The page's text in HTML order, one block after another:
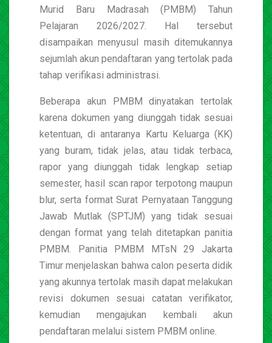
Murid Baru Madrasah (PMBM) Tahun
Pelajaran 2026/2027. Hal tersebut
disampaikan menyusul masih ditemukannya
sejumlah akun pendaftaran yang tertolak pada
tahap verifikasi administrasi.
Beberapa akun PMBM dinyatakan tertolak
karena dokumen yang diunggah tidak sesuai
ketentuan, di antaranya Kartu Keluarga (KK)
yang buram, tidak jelas, atau tidak terbaca,
rapor yang diunggah tidak lengkap setiap
semester, hasil scan rapor terpotong maupun
blur, serta format Surat Pernyataan Tanggung
Jawab Mutlak (SPTJM) yang tidak sesuai
dengan format yang telah ditetapkan panitia
PMBM. Panitia PMBM MTsN 29 Jakarta
Timur menjelaskan bahwa calon peserta didik
yang akunnya tertolak masih dapat melakukan
revisi dokumen sesuai catatan verifikator,
kemudian mengajukan kembali akun
pendaftaran melalui sistem PMBM online.